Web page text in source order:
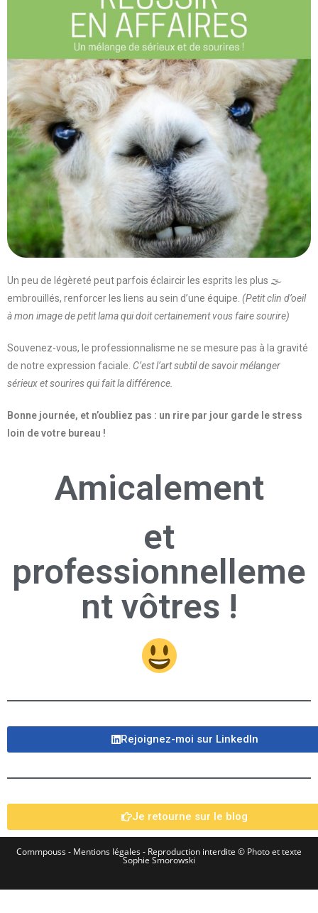
Un peu de légèreté peut parfois éclaircir les esprits les plus 🌫
embrouillés, renforcer les liens au sein d’une équipe. (Petit clin d’oeil
à mon image de petit lama qui doit certainement vous faire sourire)
Souvenez-vous, le professionnalisme ne se mesure pas à la gravité
de notre expression faciale. C’est l’art subtil de savoir mélanger
sérieux et sourires qui fait la différence.
Bonne journée, et n’oubliez pas : un rire par jour garde le stress
loin de votre bureau !
Amicalement
et
professionnelleme
nt vôtres !
Rejoignez-moi sur LinkedIn​
Je retourne sur le blog
Commpouss - Mentions légales- Reproduction interdite © Photo et texte
Sophie Smorowski